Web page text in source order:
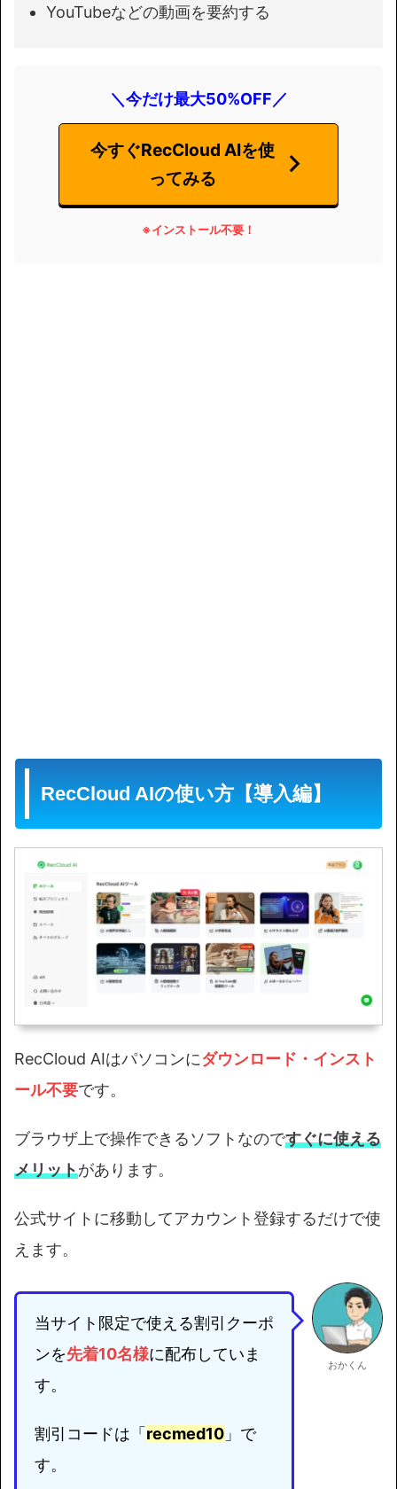
YouTubeなどの動画を要約する
＼今だけ最大50%OFF／
今すぐRecCloud AIを使
ってみる
※インストール不要 ！
RecCloud AIの使い方【導入編】
RecCloud AIはパソコンにダウンロード・インスト
ール不要です。
ブラウザ上で操作できるソフトなのですぐに使える
メリットがあります。
公式サイトに移動してアカウント登録するだけで使
えます。
当サイト限定で使える割引クーポ
ンを先着10名様に配布していま
す。
割引コードは「 recmed10 」で
す。
おかくん